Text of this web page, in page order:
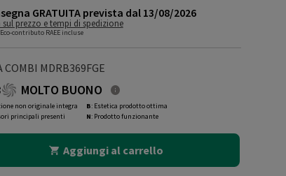
GRATUITA prevista dal 13/08/2026
sul prezzo e tempi di spedizione
Eco-contributo RAEE incluse
COMBI MDRB369FGE
MOLTO BUONO
non originale integra
principali presenti
B: Estetica prodotto ottima
N: Prodotto funzionante
Aggiungi al carrello